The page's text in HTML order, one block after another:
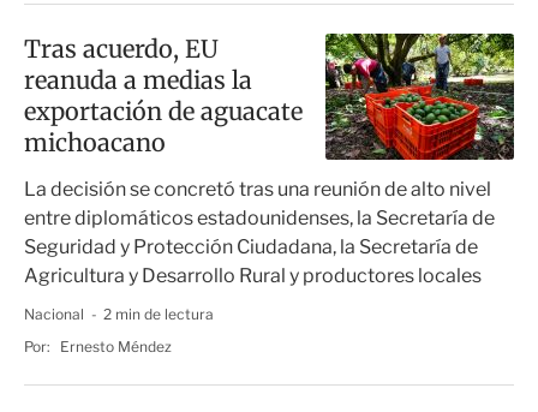
Tras acuerdo, EU
reanuda a medias la
exportación de aguacate
michoacano
La decisión se concretó tras una reunión de alto nivel
entre diplomáticos estadounidenses, la Secretaría de
Seguridad y Protección Ciudadana, la Secretaría de
Agricultura y Desarrollo Rural y productores locales
Nacional
2 min de lectura
Por:
Ernesto Méndez